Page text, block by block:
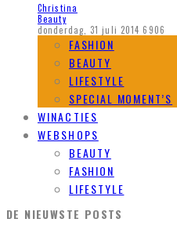
Christina
Beauty
donderdag, 31 juli 2014 6906
FASHION
BEAUTY
LIFESTYLE
SPECIAL MOMENT’S
WINACTIES
WEBSHOPS
BEAUTY
FASHION
LIFESTYLE
DE NIEUWSTE POSTS